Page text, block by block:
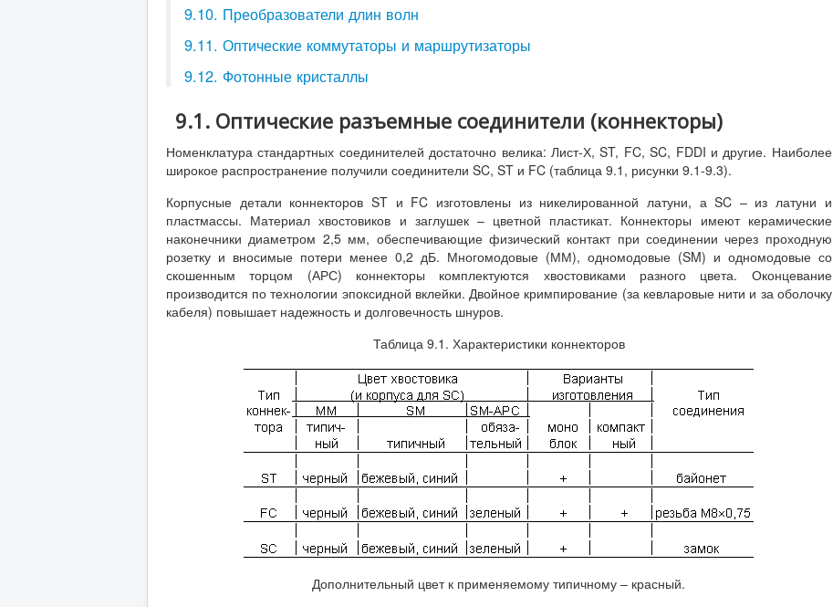
9.10. Преобразователи длин волн
9.11. Оптические коммутаторы и маршрутизаторы
9.12. Фотонные кристаллы
9.1. Оптические разъемные соединители (коннекторы)
Номенклатура стандартных соединителей достаточно велика: Лист-Х, ST, FC, SC, FDDI и другие. Наиболее
широкое распространение получили соединители SC, ST и FC (таблица 9.1, рисунки 9.1-9.3).
Корпусные детали коннекторов ST и FC изготовлены из никелированной латуни, а SC – из латуни и
пластмассы. Материал хвостовиков и заглушек – цветной пластикат. Коннекторы имеют керамические
наконечники диаметром 2,5 мм, обеспечивающие физический контакт при соединении через проходную
розетку и вносимые потери менее 0,2 дБ. Многомодовые (ММ), одномодовые (SM) и одномодовые со
скошенным торцом (АРС) коннекторы комплектуются хвостовиками разного цвета. Оконцевание
производится по технологии эпоксидной вклейки. Двойное кримпирование (за кевларовые нити и за оболочку
кабеля) повышает надежность и долговечность шнуров.
Таблица 9.1. Характеристики коннекторов
Дополнительный цвет к применяемому типичному – красный.